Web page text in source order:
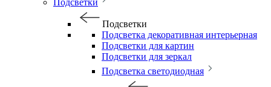
Подсветки
Подсветки
Подсветка декоративная интерьерная
Подсветки для картин
Подсветки для зеркал
Подсветка светодиодная